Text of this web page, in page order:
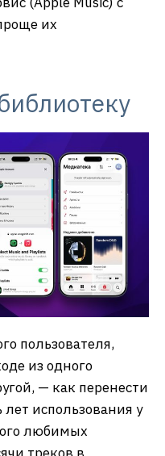
их
пользователя,
из одного
— как перенести
использования у
любимых